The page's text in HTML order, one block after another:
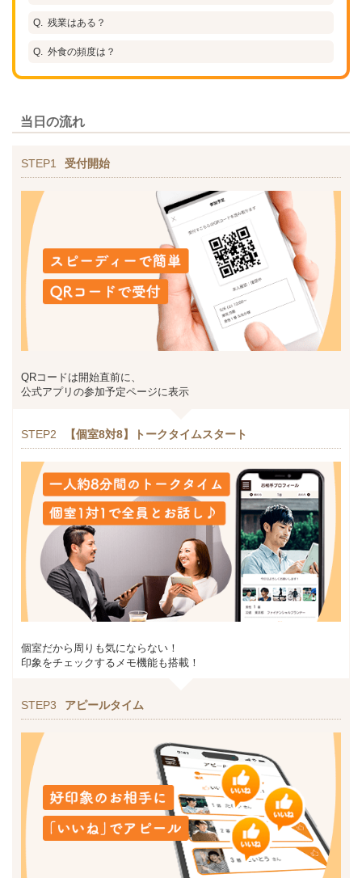
残業はある？
外食の頻度は？
当日の流れ
STEP1 受付開始
QRコードは開始直前に、
公式アプリの参加予定ページに表示
STEP2 【個室8対8】トークタイムスタート
個室だから周りも気にならない！
印象をチェックするメモ機能も搭載！
STEP3 アピールタイム